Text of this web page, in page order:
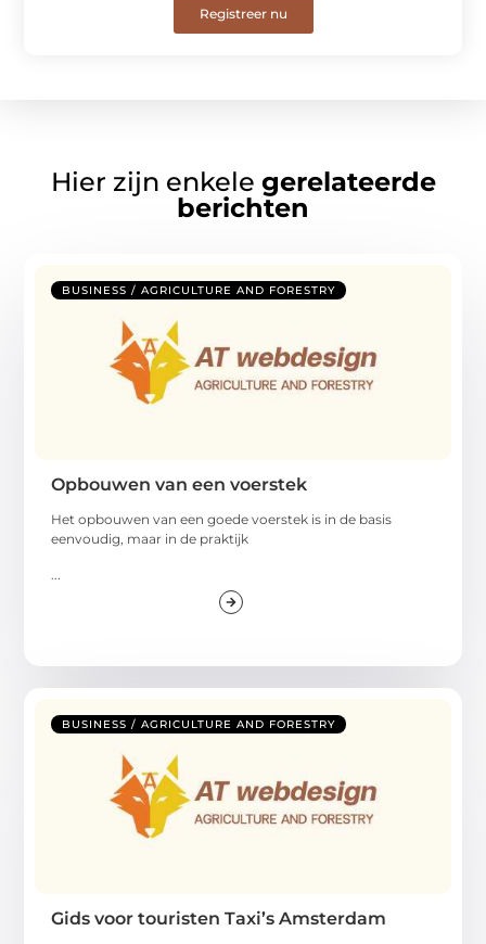
Registreer nu
Hier zijn enkele gerelateerde
berichten
BUSINESS / AGRICULTURE AND FORESTRY
Opbouwen van een voerstek
Het opbouwen van een goede voerstek is in de basis
eenvoudig, maar in de praktijk
BUSINESS / AGRICULTURE AND FORESTRY
Gids voor touristen Taxi’s Amsterdam